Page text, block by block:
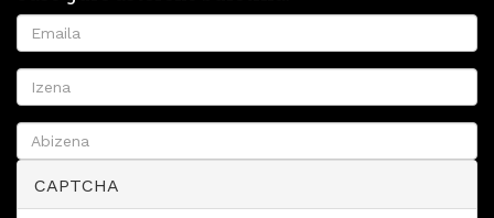
CAPTCHA